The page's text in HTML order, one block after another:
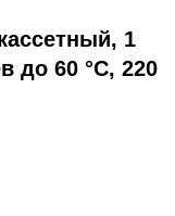
1
до 60 °C, 220